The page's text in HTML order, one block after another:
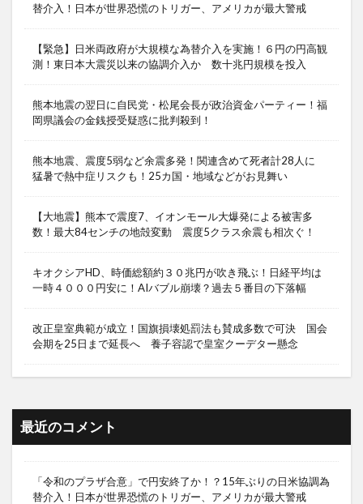
替介入！日本が世界恐慌のトリガー、アメリカが最大警戒
【緊急】日米両政府が大規模な為替介入を実施！６円の円高観
測！東日本大震災以来の協調介入か 数十兆円規模を投入
熊本地震の翌日に自民党・松尾会長が政治資金パーティー！福
岡県議会の金銭授受疑惑に批判殺到！
熊本地震、震度5弱など余震多発！関連含めて死者計28人に
猛暑で熱中症リスクも！25カ国・地域などがお見舞い
【大地震】熊本で震度7、イオンモール大爆発による被害多
数！最大84センチの地殻変動 震度5クラス余震も相次ぐ！
キオクシアHD、時価総額約３０兆円が吹き飛ぶ！日経平均は
一時４０００円安に！AIバブル崩壊？過去５番目の下落幅
改正皇室典範が成立！国旗損壊処罰法も賛成多数で可決 国会
会期を25日まで延長へ 養子容認で皇室クーデター懸念
最近のコメント
「令和のプラザ合意」で円安終了か！？15年ぶりの日米協調為
替介入！日本が世界恐慌のトリガー、アメリカが最大警戒